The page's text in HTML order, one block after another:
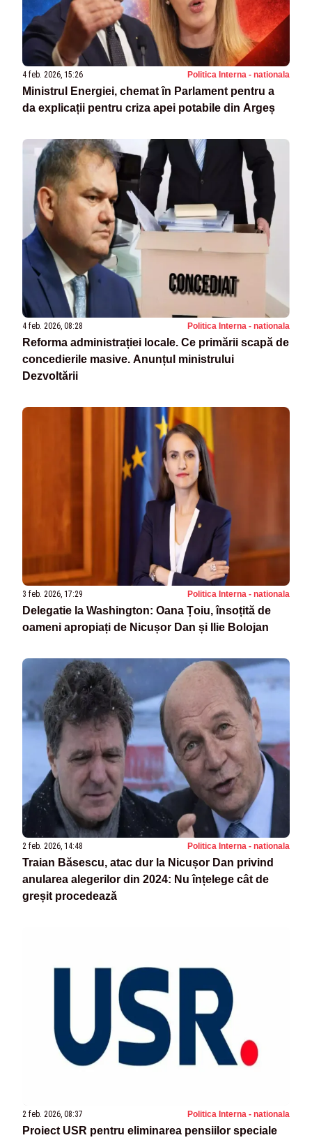
4 feb. 2026, 15:26 Politica Interna - nationala
Ministrul Energiei, chemat în Parlament pentru a
da explicații pentru criza apei potabile din Argeș
4 feb. 2026, 08:28 Politica Interna - nationala
Reforma administrației locale. Ce primării scapă de
concedierile masive. Anunțul ministrului
Dezvoltării
3 feb. 2026, 17:29 Politica Interna - nationala
Delegatie la Washington: Oana Țoiu, însoțită de
oameni apropiați de Nicușor Dan și Ilie Bolojan
2 feb. 2026, 14:48 Politica Interna - nationala
Traian Băsescu, atac dur la Nicușor Dan privind
anularea alegerilor din 2024: Nu înțelege cât de
greșit procedează
2 feb. 2026, 08:37 Politica Interna - nationala
Proiect USR pentru eliminarea pensiilor speciale